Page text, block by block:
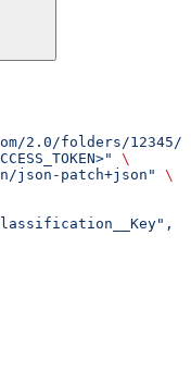
2.0/folders/12345/
\
json-patch+json"
\